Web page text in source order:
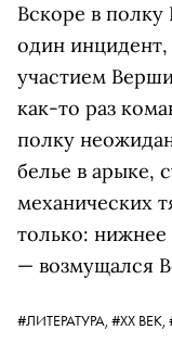
Вскоре в
один инцидент,
участием
как-то раз
полку
белье в арыке,
механических
только:
— возмущался
#ЛИТЕРАТУРА, #ХХ ВЕК,